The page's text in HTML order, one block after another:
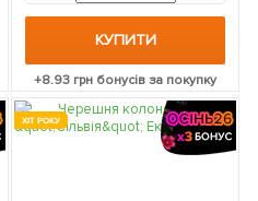
КУПИТИ
+8.93грн бонусів за покупку
ХІТ РОКУ